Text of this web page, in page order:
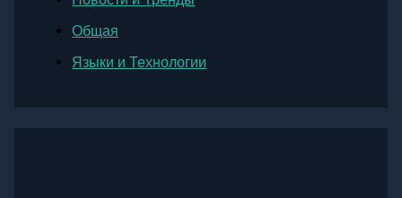
Общая
Языки и Технологии